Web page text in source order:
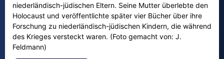
niederländisch-jüdischen Eltern. Seine Mutter überlebte den
Holocaust und veröffentlichte später vier Bücher über ihre
Forschung zu niederländisch-jüdischen Kindern, die während
des Krieges versteckt waren. (Foto gemacht von: J.
Feldmann)